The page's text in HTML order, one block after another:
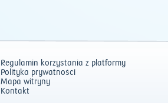
Regulamin korzystania z platformy
Polityka prywatności
Mapa witryny
Kontakt